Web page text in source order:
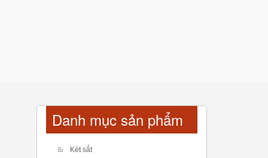
Danh mục sản phẩm
Két sắt